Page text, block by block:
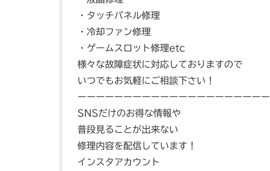
・タッチパネル修理
・冷却ファン修理
・ゲームスロット修理etc
様々な故障症状に対応しておりますので
いつでもお気軽にご相談下さい！
ーーーーーーーーーーーーーーーーーーーーー
SNSだけのお得な情報や
普段見ることが出来ない
修理内容を配信しています！
インスタアカウント